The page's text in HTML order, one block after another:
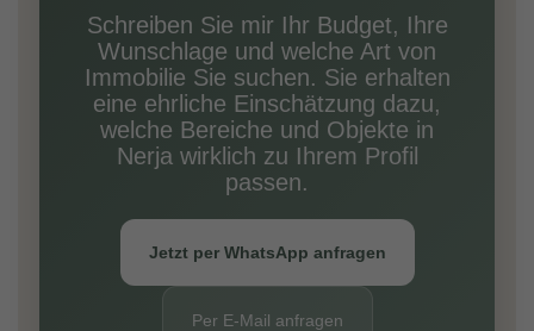
Schreiben Sie mir Ihr Budget, Ihre
Wunschlage und welche Art von
Immobilie Sie suchen. Sie erhalten
eine ehrliche Einschätzung dazu,
welche Bereiche und Objekte in
Nerja wirklich zu Ihrem Profil
passen.
Jetzt per WhatsApp anfragen
Per E-Mail anfragen